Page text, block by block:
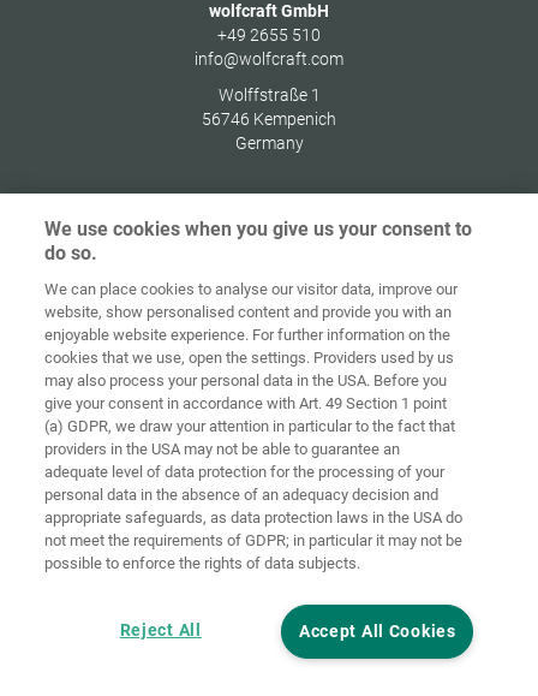
wolfcraft GmbH
+49 2655 510
info@wolfcraft.com
Wolffstraße 1
56746 Kempenich
Germany
сторінка Контакт Вихідні дані Захист даних
Загальні
комерційні
умови
Правила по
файлах
«cookie» Вхід
Accessibility
Statement
Налаштування файлів "cookie"
We use cookies when you give us your consent to
do so.
We can place cookies to analyse our visitor data, improve our
website, show personalised content and provide you with an
enjoyable website experience. For further information on the
cookies that we use, open the settings. Providers used by us
may also process your personal data in the USA. Before you
give your consent in accordance with Art. 49 Section 1 point
(a) GDPR, we draw your attention in particular to the fact that
providers in the USA may not be able to guarantee an
adequate level of data protection for the processing of your
personal data in the absence of an adequacy decision and
appropriate safeguards, as data protection laws in the USA do
not meet the requirements of GDPR; in particular it may not be
possible to enforce the rights of data subjects.
Accept All Cookies
Reject All